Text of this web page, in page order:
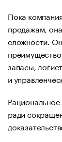
Пока
продажам,
сложности.
запасы,
и
ради